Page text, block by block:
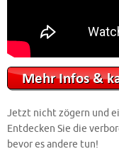
Jetzt nicht zögern und
Entdecken Sie die
bevor es andere tun!